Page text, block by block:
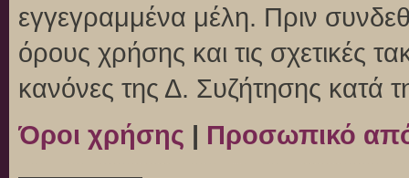
εγγεγραμμένα μέλη. Πριν
όρους χρήσης και τις σχετικές
κανόνες της Δ. Συζήτησης κατά
Όροι χρήσης | Προσωπικό